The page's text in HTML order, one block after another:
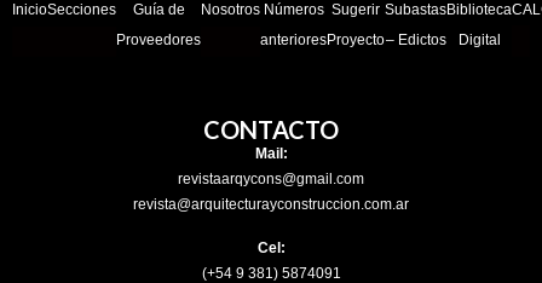
InicioSecciones
Guía de
Proveedores
Nosotros Números
anteriores
Sugerir
Proyecto
Subastas
– Edictos
Biblioteca
Digital
CONTACTO
Mail:
revistaarqycons@gmail.com
revista@arquitecturayconstruccion.com.ar
Cel:
(+54 9 381) 5874091